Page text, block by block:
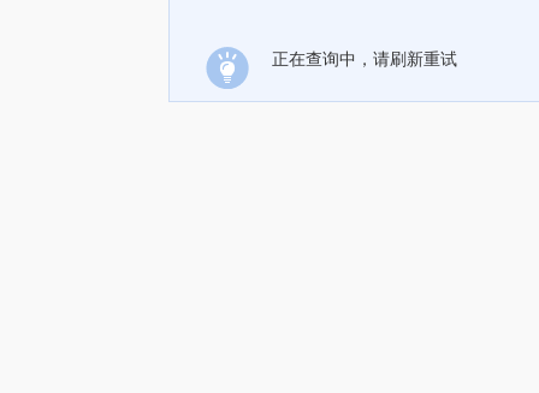
正在查询中，请刷新重试